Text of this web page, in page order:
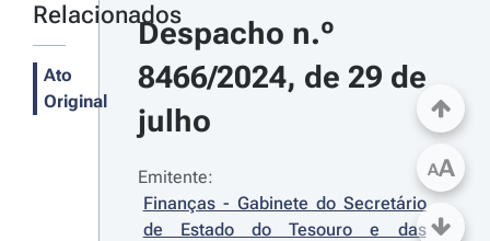
Relacionados
Ato
Original
Despacho n.º
8466/2024, de 29 de
julho
Emitente:
Finanças - Gabinete do Secretário
de Estado do Tesouro e das
AA